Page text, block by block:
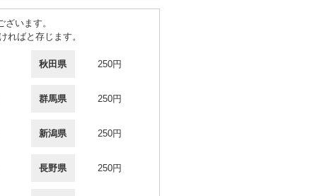
います。
ばと存じます。
秋田県 250円
群馬県 250円
新潟県 250円
長野県 250円